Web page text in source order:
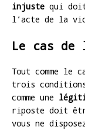
injuste qui
l’acte de la
Le cas
Tout comme le
trois
comme une
riposte doit
vous ne